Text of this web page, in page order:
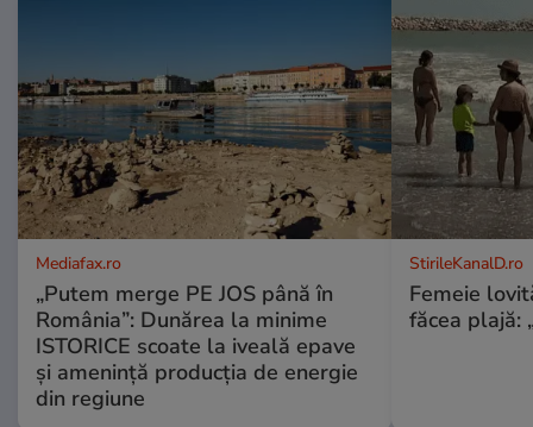
Mediafax.ro
„Putem merge PE JOS până în
România”: Dunărea la minime
ISTORICE scoate la iveală epave
și amenință producția de energie
din regiune
StirileKanalD.ro
Femeie
făcea plajă: